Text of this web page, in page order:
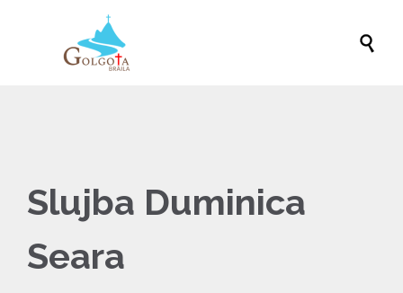

Slujba Duminica
Seara